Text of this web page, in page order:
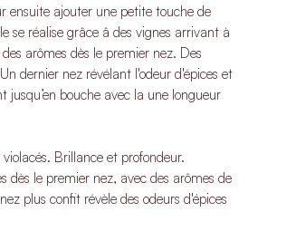
ensuite ajouter une petite touche de
se réalise grâce â des vignes arrivant à
arômes dès le premier nez. Des
dernier nez révélant l'odeur d'épices et
jusqu’en bouche avec la une longueur
Brillance et profondeur.
dès le premier nez, avec des arômes de
plus confit révèle des odeurs d'épices